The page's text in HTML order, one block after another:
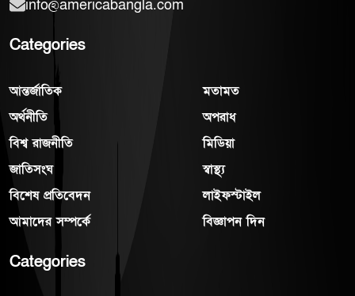
info@americabangla.com
Categories
আন্তর্জাতিক
অর্থনীতি
বিশ্ব রাজনীতি
জাতিসংঘ
বিশেষ প্রতিবেদন
আমাদের সম্পর্কে
মতামত
অপরাধ
মিডিয়া
স্বাস্থ্য
লাইফস্টাইল
বিজ্ঞাপন দিন
Categories